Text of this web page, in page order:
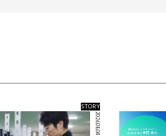
STORY
2026.08.04